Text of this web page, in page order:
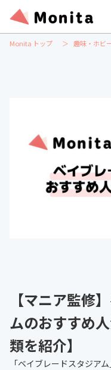
Monita トップ 趣味・ホビ
【マニア監修
ムのおすすめ
類を紹介】
「ベイブレードスタジア